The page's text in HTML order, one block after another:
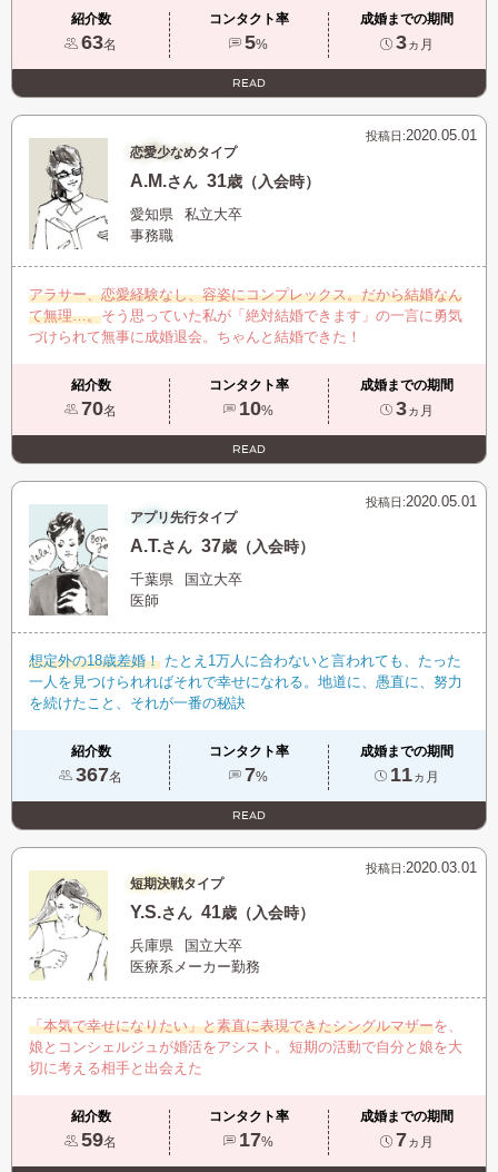
紹介数
63名
コンタクト率
5%
成婚までの期間
3ヵ月
READ
投稿日:2020.05.01
恋愛少なめタイプ
A.M.さん 31歳（入会時）
愛知県
私立大卒
事務職
アラサー、恋愛経験なし、容姿にコンプレックス。だから結婚なん
て無理…。そう思っていた私が「絶対結婚できます」の一言に勇気
づけられて無事に成婚退会。ちゃんと結婚できた！
紹介数
70名
コンタクト率
10%
成婚までの期間
3ヵ月
READ
投稿日:2020.05.01
アプリ先行タイプ
A.T.さん 37歳（入会時）
千葉県
国立大卒
医師
想定外の18歳差婚！ たとえ1万人に合わないと言われても、たった
一人を見つけられればそれで幸せになれる。地道に、愚直に、努力
を続けたこと、それが一番の秘訣
紹介数
367名
コンタクト率
7%
成婚までの期間
11ヵ月
READ
投稿日:2020.03.01
短期決戦タイプ
Y.S.さん 41歳（入会時）
兵庫県
国立大卒
医療系メーカー勤務
「本気で幸せになりたい」と素直に表現できたシングルマザーを、
娘とコンシェルジュが婚活をアシスト。短期の活動で自分と娘を大
切に考える相手と出会えた
紹介数
59名
コンタクト率
17%
成婚までの期間
7ヵ月